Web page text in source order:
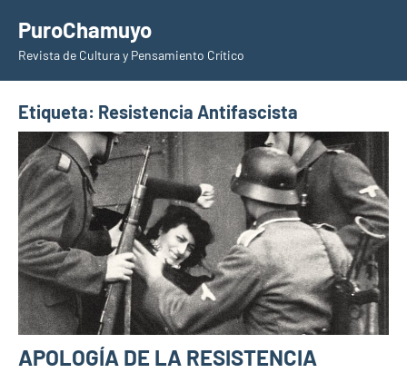
contenido
PuroChamuyo
Revista de Cultura y Pensamiento Crítico
Etiqueta: Resistencia Antifascista
APOLOGÍA DE LA RESISTENCIA